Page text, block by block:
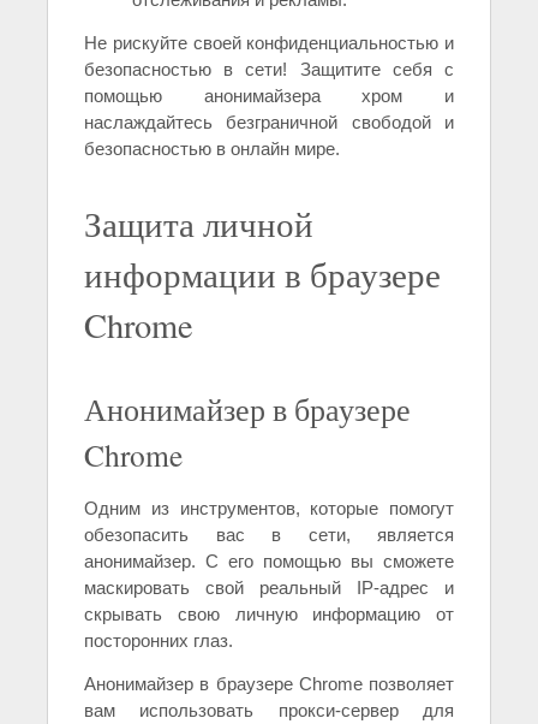
Не рискуйте своей конфиденциальностью и
безопасностью в сети! Защитите себя с
помощью анонимайзера хром и
наслаждайтесь безграничной свободой и
безопасностью в онлайн мире.
Защита личной
информации в браузере
Chrome
Анонимайзер в браузере
Chrome
Одним из инструментов, которые помогут
обезопасить вас в сети, является
анонимайзер. С его помощью вы сможете
маскировать свой реальный IP-адрес и
скрывать свою личную информацию от
посторонних глаз.
Анонимайзер в браузере Chrome позволяет
вам использовать прокси-сервер для